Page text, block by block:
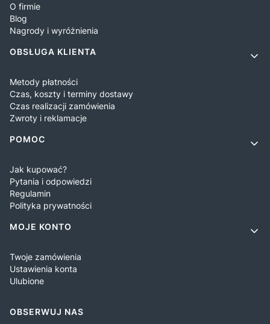
O firmie
Blog
Nagrody i wyróżnienia
OBSŁUGA KLIENTA
Metody płatności
Czas, koszty i terminy dostawy
Czas realizacji zamówienia
Zwroty i reklamacje
POMOC
Jak kupować?
Pytania i odpowiedzi
Regulamin
Polityka prywatności
MOJE KONTO
Twoje zamówienia
Ustawienia konta
Ulubione
OBSERWUJ NAS